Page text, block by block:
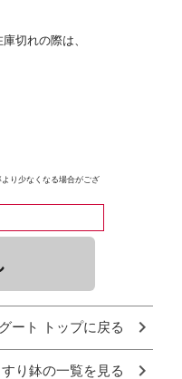
切れの際は、
り少なくなる場合がござ
ート トップに戻る
り鉢の一覧を見る